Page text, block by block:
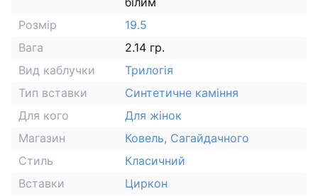
Розмір
19.5
Вага
2.14 гр.
Вид каблучки
Трилогія
Тип вставки
Синтетичне каміння
Для кого
Для жінок
Магазин
Ковель, Сагайдачного
Стиль
Класичний
Вставки
Циркон